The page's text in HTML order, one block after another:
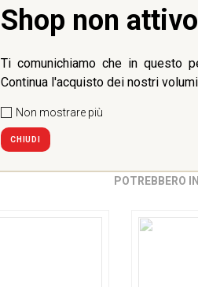
Shop non attivo
Ti comunichiamo che in questo
Continua l'acquisto dei nostri
Non mostrare più
CHIUDI
POTREBBERO